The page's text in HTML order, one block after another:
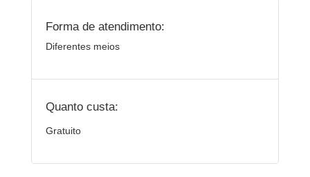
Forma de atendimento:
Diferentes meios
Quanto custa:
Gratuito